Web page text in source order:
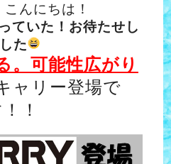
んにちは！
ていた！お待たせし
た
。可能性広がり
ャリー登場で
！